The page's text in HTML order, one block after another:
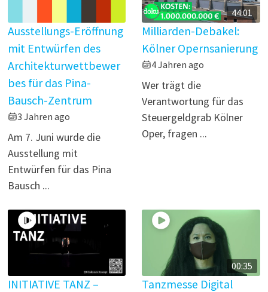
Ausstellungs-Eröffnung
mit Entwürfen des
Architekturwettbewer
bes für das Pina-
Bausch-Zentrum
3 Jahren ago
Am 7. Juni wurde die
Ausstellung mit
Entwürfen für das Pina
Bausch ...
44:01
Milliarden-Debakel:
Kölner Opernsanierung
4 Jahren ago
Wer trägt die
Verantwortung für das
Steuergeldgrab Kölner
Oper, fragen ...
INITIATIVE TANZ –
00:35
Tanzmesse Digital